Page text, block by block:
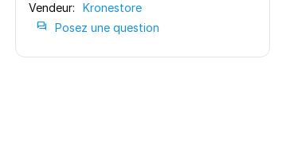
Vendeur:
Kronestore
Posez une question